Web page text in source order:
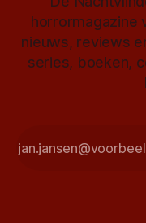
horrormagazine
nieuws, reviews
series, boeken,